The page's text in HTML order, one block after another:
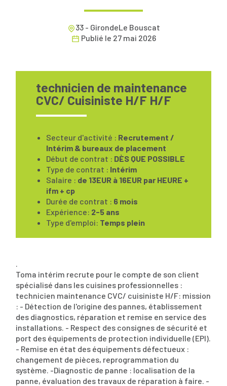
33 - GirondeLe Bouscat
Publié le 27 mai 2026
technicien de maintenance
CVC/ Cuisiniste H/F H/F
Secteur d'activité : Recrutement /
Intérim & bureaux de placement
Début de contrat : DÈS QUE POSSIBLE
Type de contrat : Intérim
Salaire : de 13EUR à 16EUR par HEURE +
ifm + cp
Durée de contrat : 6 mois
Expérience: 2-5 ans
Type d'emploi: Temps plein
.
Toma intérim recrute pour le compte de son client
spécialisé dans les cuisines professionnelles :
technicien maintenance CVC/ cuisiniste H/F: mission
: - Détection de l'origine des pannes, établissement
des diagnostics, réparation et remise en service des
installations. - Respect des consignes de sécurité et
port des équipements de protection individuelle (EPI).
- Remise en état des équipements défectueux :
changement de pièces, reprogrammation du
système. -Diagnostic de panne : localisation de la
panne, évaluation des travaux de réparation à faire. -